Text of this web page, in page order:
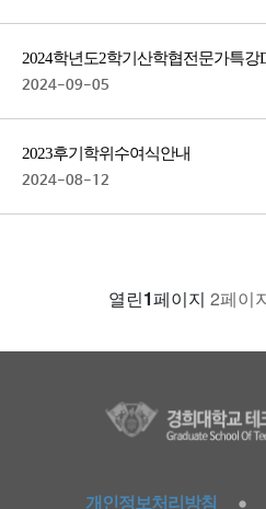
2024학년도 2학기 산학협전문가 특강
2024-09-05
2023 후기 학위수여식 안내
2024-08-12
열린1페이지 2페이
개인정보처리방침 ●